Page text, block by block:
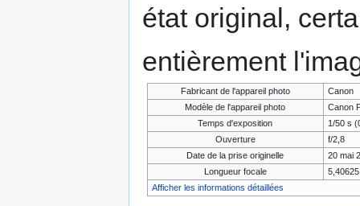
état original,
entièrement
Fabricant de l'appareil photo
Canon
Modèle de l'appareil photo
Canon
Temps d'exposition
1/50 s
Ouverture
f/2,8
Date de la prise originelle
20 mai
Longueur focale
Afficher les informations détaillées